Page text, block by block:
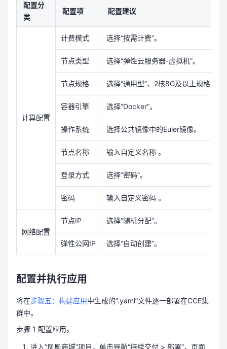
配置分
类
配置项 配置建议
计算配置
计费模式 选择“按需计费”。
节点类型 选择“弹性云服务器-虚拟机”。
节点规格 选择“通用型”、2核8G及以上规格即可
容器引擎 选择“Docker”。
操作系统 选择公共镜像中的Euler镜像。
节点名称 输入自定义名称 。
登录方式 选择“密码”。
密码 输入自定义密码 。
网络配置
节点IP 选择“随机分配”。
弹性公网IP 选择“自动创建”。
配置并执行应用
将在步骤五：构建应用中生成的“.yaml”文件逐一部署在CCE集
群中。
步骤 1 配置应用。
进入“凤凰商城”项目，单击导航“持续交付 > 部署”，页面